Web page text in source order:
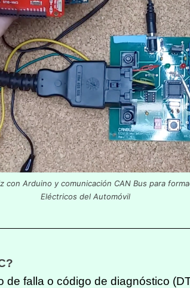
con Arduino y comunicación CAN Bus para
Eléctricos del Automóvil
de falla o código de diagnóstico (